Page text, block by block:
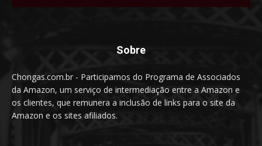
Sobre
Chongas.com.br - Participamos do Programa de Associados
da Amazon, um serviço de intermediação entre a Amazon e
os clientes, que remunera a inclusão de links para o site da
Amazon e os sites afiliados.